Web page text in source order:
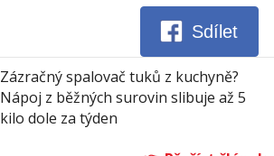
Sdílet
Zázračný spalovač tuků z kuchyně?
Nápoj z běžných surovin slibuje až 5
kilo dole za týden